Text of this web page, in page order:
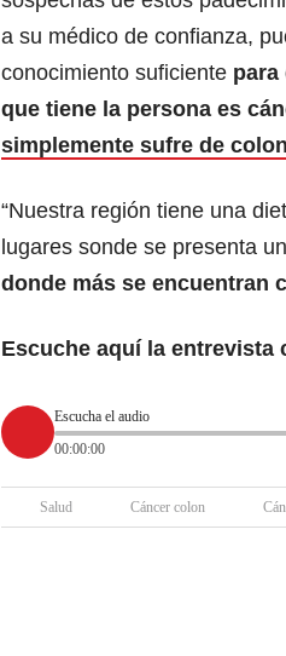
a su médico de confianza,
conocimiento suficiente para
que tiene la persona es
simplemente sufre de
“Nuestra región tiene una
lugares sonde se presenta
donde más se encuentran
Escuche aquí la entrevista
Escucha el audio
00:00:00
Salud Cáncer colon